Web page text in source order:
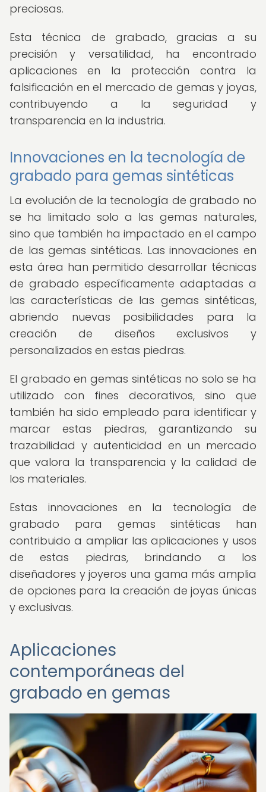
preciosas.
Esta técnica de grabado, gracias a su
precisión y versatilidad, ha encontrado
aplicaciones en la protección contra la
falsificación en el mercado de gemas y joyas,
contribuyendo a la seguridad y
transparencia en la industria.
Innovaciones en la tecnología de
grabado para gemas sintéticas
La evolución de la tecnología de grabado no
se ha limitado solo a las gemas naturales,
sino que también ha impactado en el campo
de las gemas sintéticas. Las innovaciones en
esta área han permitido desarrollar técnicas
de grabado específicamente adaptadas a
las características de las gemas sintéticas,
abriendo nuevas posibilidades para la
creación de diseños exclusivos y
personalizados en estas piedras.
El grabado en gemas sintéticas no solo se ha
utilizado con fines decorativos, sino que
también ha sido empleado para identificar y
marcar estas piedras, garantizando su
trazabilidad y autenticidad en un mercado
que valora la transparencia y la calidad de
los materiales.
Estas innovaciones en la tecnología de
grabado para gemas sintéticas han
contribuido a ampliar las aplicaciones y usos
de estas piedras, brindando a los
diseñadores y joyeros una gama más amplia
de opciones para la creación de joyas únicas
y exclusivas.
Aplicaciones
contemporáneas del
grabado en gemas